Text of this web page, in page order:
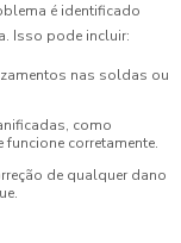
é identificado
Isso pode incluir:
nas soldas ou
como
corretamente.
de qualquer dano